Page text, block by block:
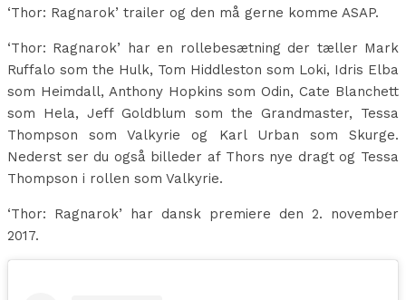
‘Thor: Ragnarok’ trailer og den må gerne komme ASAP.
‘Thor: Ragnarok’ har en rollebesætning der tæller Mark
Ruffalo som the Hulk, Tom Hiddleston som Loki, Idris Elba
som Heimdall, Anthony Hopkins som Odin, Cate Blanchett
som Hela, Jeff Goldblum som the Grandmaster, Tessa
Thompson som Valkyrie og Karl Urban som Skurge.
Nederst ser du også billeder af Thors nye dragt og Tessa
Thompson i rollen som Valkyrie.
‘Thor: Ragnarok’ har dansk premiere den 2. november
2017.